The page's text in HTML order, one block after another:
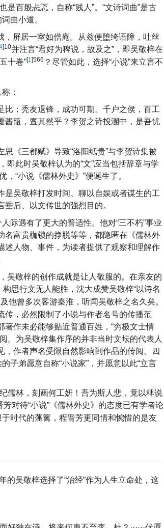
百般忐忑，自称“贱人”。“文诗词曲”是古
曲小道。
，屏居一室如僧庵。从兹便堕绮语障，吐丝
]10并注言“君好为稗说，故及之”，即吴敬梓在
十卷”[1]566 ？尽管如此，选择“小说”来立言不
：
；秃友退锋，成功可期。千户之侯，百工
酱瓿，亶其然乎？李贺之诗投溷中，是吾忧
《三都赋》导致“洛阳纸贵”与李贺诗集被
即此时吴敬梓认为的“文”应当包括辞章与学
“小说《儒林外史》”便诞生了。
吴敬梓打发时间、聊以自娱或者谋生的工
后、以文传世的强烈目的。
际遇有了更大的普适性。他对“三不朽”事业
名富贵枷锁的挣脱等等，都隐匿在《儒林外
述人物、事件，为读者提供了观察和理解作
吴敬梓的创作成就是让人敬服的。在亲友的
思行文无人能胜，沈大成赞吴敬梓“以诗名
他曾多次客游秦淮，听闻吴敬梓之名久矣。
传，必然限制了小说与作者名号的传播范
作未必能够贴近普通百姓，“穷极文士情
。为吴敬梓集作序的并非当时文坛的代表人
作者声名受限自然影响到作品的传阅。四
子弟愿意自称“小说家”，并愿意以此“立言
儒林，刻画何工妍！吾为斯人悲，竟以稗说
对待“小说”《儒林外史》的态度已有学者论
时代的藩篱，程晋芳更同情和惋惜的是友
的吴敬梓选择了“治经”作为人生立命处，这